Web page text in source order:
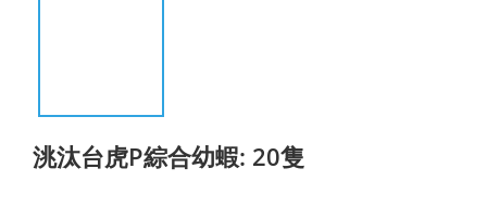
洮汰台虎P綜合幼蝦: 20隻